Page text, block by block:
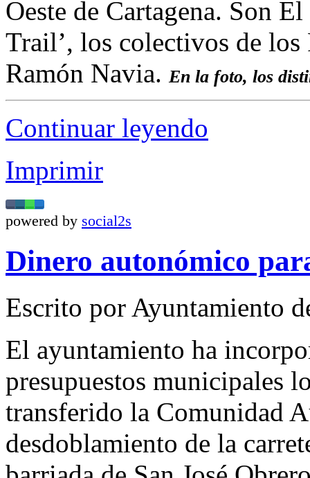
Oeste de Cartagena. Son
Trail’, los colectivos de los
Ramón Navia. En la foto, los
Continuar leyendo
Imprimir
powered by social2s
Dinero autonómico
Escrito por Ayuntamiento
El ayuntamiento ha
presupuestos municipales
transferido la Comunidad
desdoblamiento de la